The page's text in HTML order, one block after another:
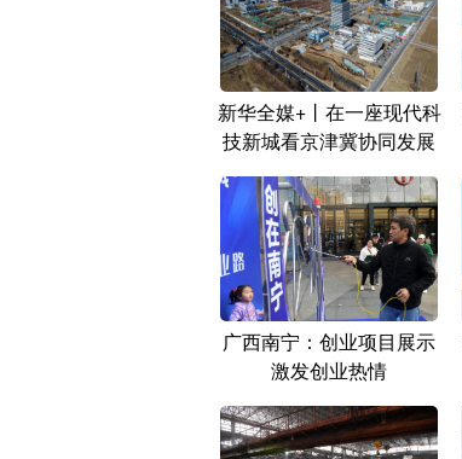
新华全媒+丨在一座现代科
技新城看京津冀协同发展
广西南宁：创业项目展示
激发创业热情